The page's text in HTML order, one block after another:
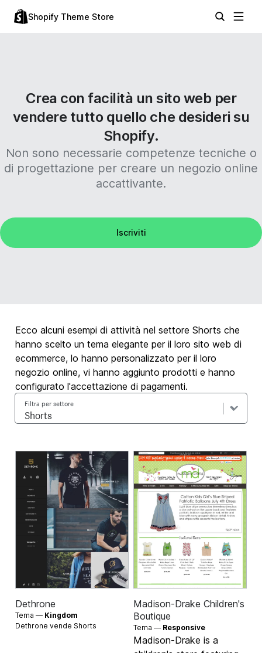
Shopify Theme Store
Crea con facilità un sito web per
vendere tutto quello che desideri su
Shopify.
Non sono necessarie competenze tecniche o
di progettazione per creare un negozio online
accattivante.
Iscriviti
Ecco alcuni esempi di attività nel settore Shorts che
hanno scelto un tema elegante per il loro sito web di
ecommerce, lo hanno personalizzato per il loro
negozio online, vi hanno aggiunto prodotti e hanno
configurato l'accettazione di pagamenti.
Filtra per settore
Dethrone
Tema — Kingdom
Dethrone vende Shorts
Madison-Drake Children's
Boutique
Tema — Responsive
Madison-Drake is a